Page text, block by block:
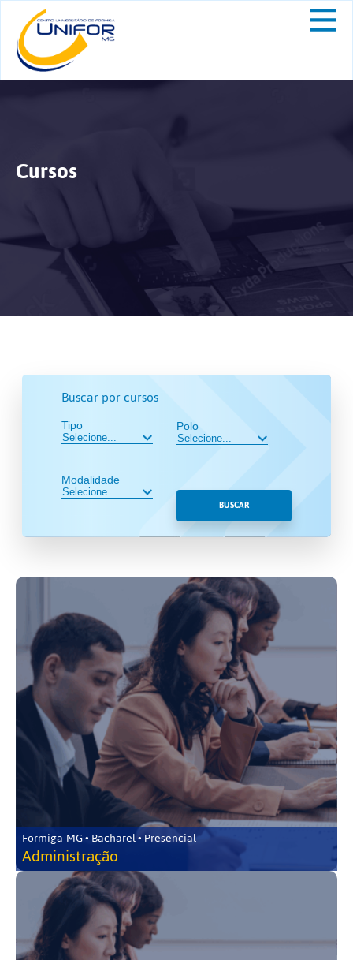
Cursos
Buscar por cursos
Tipo
Modalidade
Polo
BUSCAR
Formiga-MG • Bacharel • Presencial
Administração